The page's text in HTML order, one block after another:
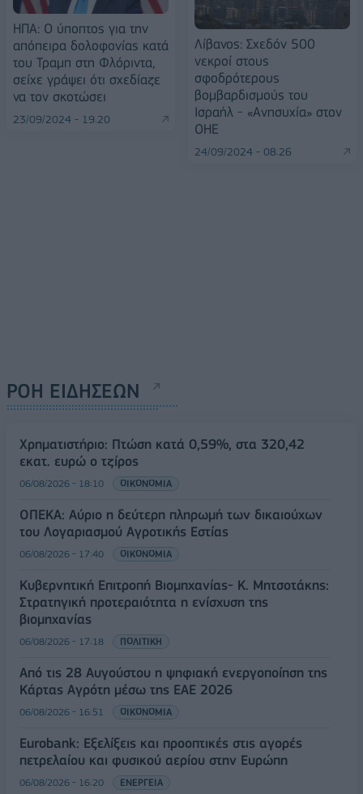
ΗΠΑ: Ο ύποπτος για την
απόπειρα δολοφονίας κατά
του Τραμπ στη Φλόριντα,
σείχε γράψει ότι σχεδίαζε
να τον σκοτώσει
23/09/2024 - 19:20
Λίβανος: Σχεδόν 500
νεκροί στους
σφοδρότερους
βομβαρδισμούς του
Ισραήλ - «Ανησυχία» στον
ΟΗΕ
24/09/2024 - 08:26
ΡΟΗ ΕΙΔΗΣΕΩΝ
Χρηματιστήριο: Πτώση κατά 0,59%, στα 320,42
εκατ. ευρώ ο τζίρος
06/08/2026 - 18:10 ΟΙΚΟΝΟΜΙΑ
ΟΠΕΚΑ: Αύριο η δεύτερη πληρωμή των δικαιούχων
του Λογαριασμού Αγροτικής Εστίας
06/08/2026 - 17:40 ΟΙΚΟΝΟΜΙΑ
Κυβερνητική Επιτροπή Βιομηχανίας- Κ. Μητσοτάκης:
Στρατηγική προτεραιότητα η ενίσχυση της
βιομηχανίας
06/08/2026 - 17:18 ΠΟΛΙΤΙΚΗ
Από τις 28 Αυγούστου η ψηφιακή ενεργοποίηση της
Κάρτας Αγρότη μέσω της ΕΑΕ 2026
06/08/2026 - 16:51 ΟΙΚΟΝΟΜΙΑ
Eurobank: Εξελίξεις και προοπτικές στις αγορές
πετρελαίου και φυσικού αερίου στην Ευρώπη
06/08/2026 - 16:20 ΕΝΕΡΓΕΙΑ